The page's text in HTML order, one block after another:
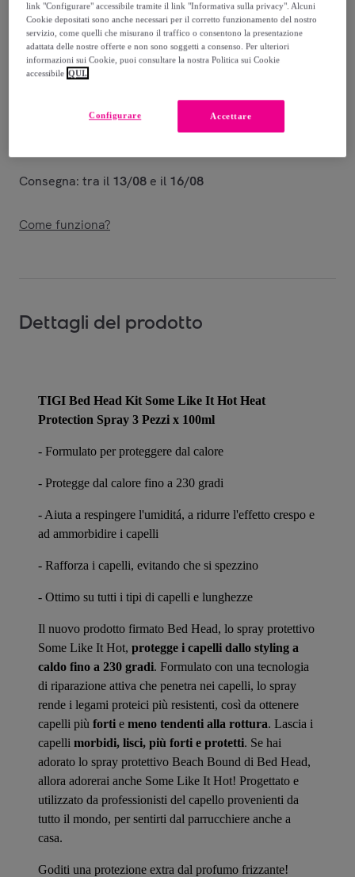
Consegna
Consegna da 5 €
Consegna: tra il 13/08 e il 16/08
Come funziona?
Dettagli del prodotto
TIGI Bed Head Kit Some Like It Hot Heat
Protection Spray 3 Pezzi x 100ml
- Formulato per proteggere dal calore
- Protegge dal calore fino a 230 gradi
- Aiuta a respingere l'umiditá, a ridurre l'effetto crespo e
ad ammorbidire i capelli
- Rafforza i capelli, evitando che si spezzino
- Ottimo su tutti i tipi di capelli e lunghezze
Il nuovo prodotto firmato Bed Head, lo spray protettivo
Some Like It Hot, protegge i capelli dallo styling a
caldo fino a 230 gradi. Formulato con una tecnologia
di riparazione attiva che penetra nei capelli, lo spray
rende i legami proteici più resistenti, così da ottenere
capelli più forti e meno tendenti alla rottura. Lascia i
capelli morbidi, lisci, più forti e protetti. Se hai
adorato lo spray protettivo Beach Bound di Bed Head,
allora adorerai anche Some Like It Hot! Progettato e
utilizzato da professionisti del capello provenienti da
tutto il mondo, per sentirti dal parrucchiere anche a
casa.
Goditi una protezione extra dal profumo frizzante!
link "Configurare" accessibile tramite il link "Informativa sulla privacy". Alcuni
Cookie depositati sono anche necessari per il corretto funzionamento del nostro
servizio, come quelli che misurano il traffico o consentono la presentazione
adattata delle nostre offerte e non sono soggetti a consenso. Per ulteriori
informazioni sui Cookie, puoi consultare la nostra Politica sui Cookie
accessibile QUI.
Accettare
Configurare